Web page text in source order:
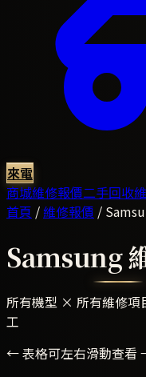
來電
商城維修報價二手回收
首頁 /維修報價 /
Samsung
所有機型 × 所有維修項
工
← 表格可左右滑動查看